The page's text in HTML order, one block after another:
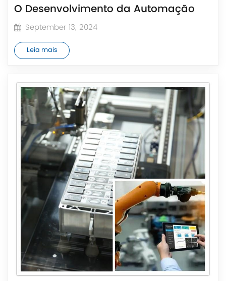
O Desenvolvimento da Automação
September 13, 2024
Leia mais